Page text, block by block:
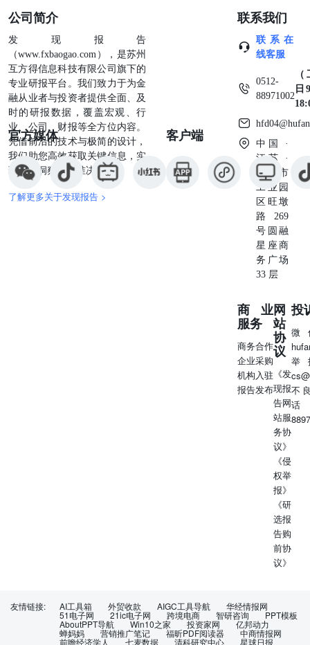
公司简介
发现报告
（www.fxbaogao.com），是苏州
互方得信息科技有限公司旗下的
专业研报平台。我们致力于为金
融从业者与投资者提供全面、及
时的研报数据，覆盖宏观、行
业、公司、财报等全方位内容。
凭借前沿的技术与极简的设计，
我们助您高效获取关键信息，实
现深度洞察与精准决策。
了解更多关于发现报告 >
官方媒体 客户端
联系我们
联系在
线客服
0512-
88971002
日
中国 ·
江苏 ·
苏州市
工业园
区旺墩
路269
号圆融
星座商
务广场
33 层
商业
服务
商务合作
企业采购
机构入驻
报告发布
网
站
协
议
《发
现报
告网
站服
务协
议》
《侵
权举
报》
《研
选报
告购
前协
议》
投
微
举
不
友情链接: AI工具箱 外贸收款 AIGC工具导航 华经情报网
51电子网 21ic电子网 跨境电商 智研咨询 PPT模板
AboutPPT导航 Win10之家 投资家网 亿邦动力
蝉妈妈 营销推广笔记 福昕PDF阅读器 中商情报网
前瞻经济学人 七麦数据 清科研究中心 星球日报